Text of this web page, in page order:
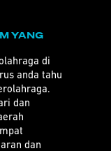
YANG
di
anda tahu
dan
dan